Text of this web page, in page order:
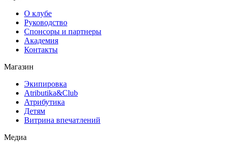
О клубе
Руководство
Спонсоры и партнеры
Академия
Контакты
Магазин
Экипировка
Atributika&Club
Атрибутика
Детям
Витрина впечатлений
Медиа